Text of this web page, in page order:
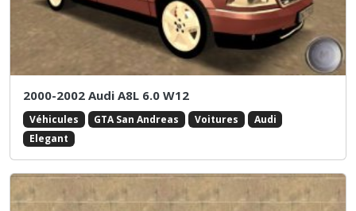
2000-2002 Audi A8L 6.0 W12
Véhicules GTA San Andreas Voitures
Audi
Elegant